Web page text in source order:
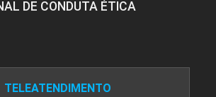
DE CONDUTA ÉTICA
TELEATENDIMENTO